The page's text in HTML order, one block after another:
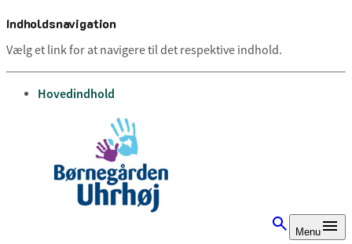
Indholdsnavigation
Vælg et link for at navigere til det respektive indhold.
gå til
Hovedindhold
Menu